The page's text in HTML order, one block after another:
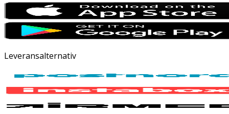
Leveransalternativ